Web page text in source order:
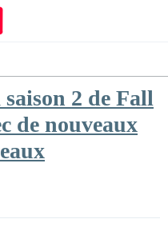
2 de Fall
de nouveaux